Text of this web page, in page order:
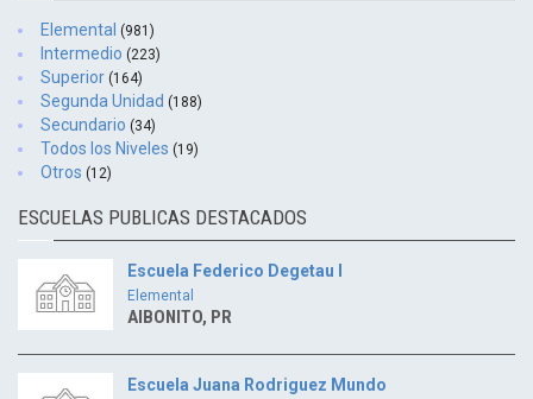
Elemental (981)
Intermedio (223)
Superior (164)
Segunda Unidad (188)
Secundario (34)
Todos los Niveles (19)
Otros (12)
ESCUELAS PUBLICAS DESTACADOS
Escuela Federico Degetau I
Elemental
AIBONITO, PR
Escuela Juana Rodriguez Mundo